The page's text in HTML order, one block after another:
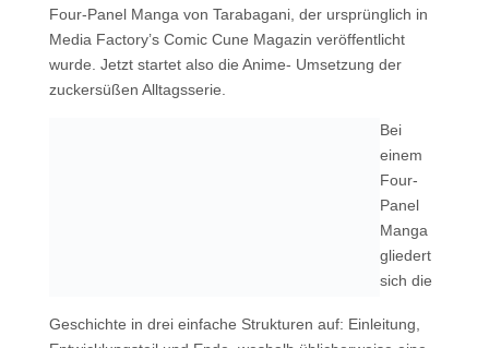
Four-Panel Manga von Tarabagani, der ursprünglich in
Media Factory’s Comic Cune Magazin veröffentlicht
wurde. Jetzt startet also die Anime- Umsetzung der
zuckersüßen Alltagsserie.
Bei
einem
Four-
Panel
Manga
gliedert
sich die
Geschichte in drei einfache Strukturen auf: Einleitung,